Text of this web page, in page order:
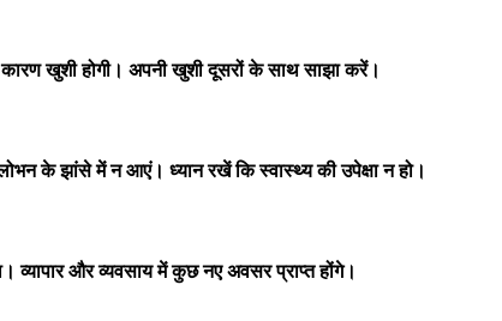
खुशी होगी। अपनी खुशी दूसरों के साथ साझा करें।
के झांसे में न आएं। ध्यान रखें कि स्वास्थ्य की उपेक्षा न हो।
और व्यवसाय में कुछ नए अवसर प्राप्त होंगे।